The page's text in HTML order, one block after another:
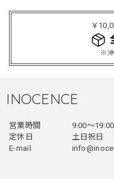
￥
※沖
レッドめちゃくちゃカ
てあまり他のお店で売
買って良かったです！
ブラック/L
2025/12/
INOCENCE
営業時間
9:00〜19:00
定休日
土日祝日
E-mail